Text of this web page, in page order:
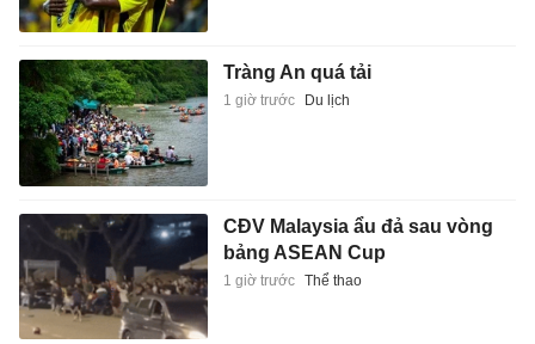
Tràng An quá tải
1 giờ trước Du lịch
CĐV Malaysia ẩu đả sau vòng
bảng ASEAN Cup
1 giờ trước Thể thao